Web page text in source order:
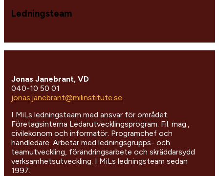
Ledningsteam
Jonas Janebrant, VD
040-10 50 01
jonas.janebrant@milinstitute.se
I MiLs ledningsteam med ansvar för området
Företagsinterna Ledarutvecklingsprogram. Fil. mag.,
civilekonom och informatör. Programchef och
handledare. Arbetar med ledningsgrupps- och
teamutveckling, förändringsarbete och skräddarsydd
verksamhetsutveckling. I MiLs ledningsteam sedan
1997.